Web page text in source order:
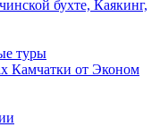
бухте, Каякинг,
туры
Камчатки от Эконом